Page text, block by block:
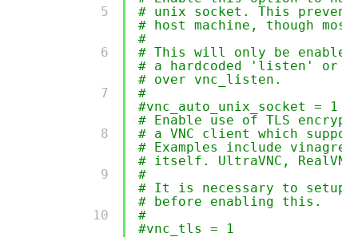
        5
        6
        7
        8
        9
        10
# unix socket. This
# host machine, though
#
# This will only be
# a hardcoded 'listen' or
# over vnc_listen.
#
#vnc_auto_unix_socket = 1
# Enable use of TLS
# a VNC client which
# Examples include
# itself. UltraVNC,
#
# It is necessary to setup
# before enabling this.
#
#vnc_tls = 1